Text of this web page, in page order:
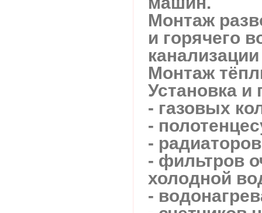
Монтаж
и горячего
Монтаж
Установка
- газовых
-
-
- фильтров
холодной
-